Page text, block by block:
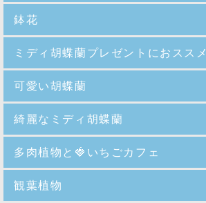
鉢花
ミディ胡蝶蘭プレゼントにおススメ
可愛い胡蝶蘭
綺麗なミディ胡蝶蘭
多肉植物と🍓いちごカフェ
観葉植物